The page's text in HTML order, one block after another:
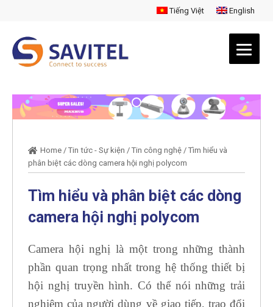
Tiếng Việt English
Home /Tin tức - Sự kiện /Tin công nghệ /Tìm hiểu và
phân biệt các dòng camera hội nghị polycom
Tìm hiểu và phân biệt các dòng
camera hội nghị polycom
Camera hội nghị là một trong những thành
phần quan trọng nhất trong hệ thống thiết bị
hội nghị truyền hình. Có thể nói những trải
nghiệm của người dùng về giao tiếp, trao đổi